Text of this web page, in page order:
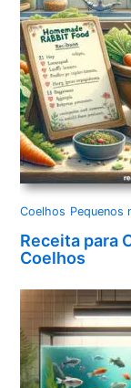
Coelhos Pequenos
Receita para
Coelhos